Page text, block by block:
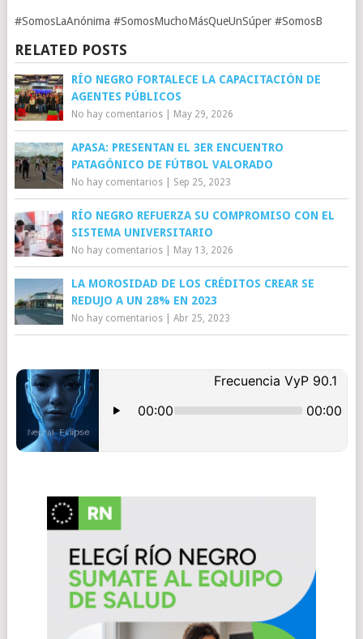
#SomosLaAnónima #SomosMuchoMásQueUnSúper #SomosB
RELATED POSTS
RÍO NEGRO FORTALECE LA CAPACITACIÓN DE
AGENTES PÚBLICOS
No hay comentarios| May 29, 2026
APASA: PRESENTAN EL 3ER ENCUENTRO
PATAGÓNICO DE FÚTBOL VALORADO
No hay comentarios| Sep 25, 2023
RÍO NEGRO REFUERZA SU COMPROMISO CON EL
SISTEMA UNIVERSITARIO
No hay comentarios| May 13, 2026
LA MOROSIDAD DE LOS CRÉDITOS CREAR SE
REDUJO A UN 28% EN 2023
No hay comentarios| Abr 25, 2023